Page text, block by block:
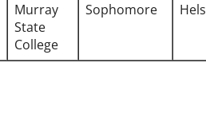
Murray
State
College
Sophomore